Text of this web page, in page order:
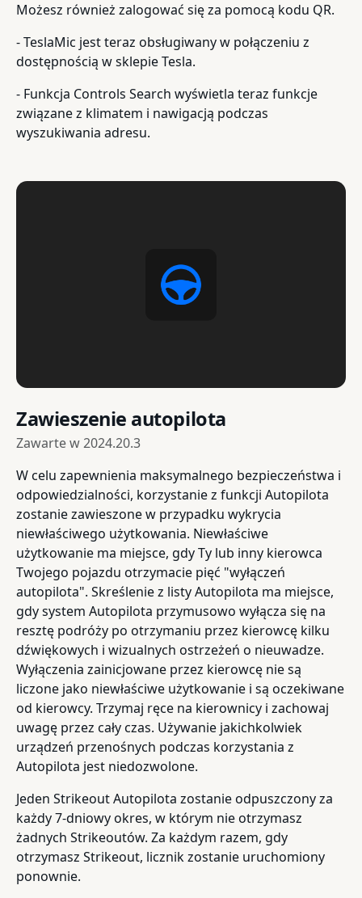
Możesz również zalogować się za pomocą kodu QR.
- TeslaMic jest teraz obsługiwany w połączeniu z
dostępnością w sklepie Tesla.
- Funkcja Controls Search wyświetla teraz funkcje
związane z klimatem i nawigacją podczas
wyszukiwania adresu.
Zawieszenie autopilota
Zawarte w2024.20.3
W celu zapewnienia maksymalnego bezpieczeństwa i
odpowiedzialności, korzystanie z funkcji Autopilota
zostanie zawieszone w przypadku wykrycia
niewłaściwego użytkowania. Niewłaściwe
użytkowanie ma miejsce, gdy Ty lub inny kierowca
Twojego pojazdu otrzymacie pięć "wyłączeń
autopilota". Skreślenie z listy Autopilota ma miejsce,
gdy system Autopilota przymusowo wyłącza się na
resztę podróży po otrzymaniu przez kierowcę kilku
dźwiękowych i wizualnych ostrzeżeń o nieuwadze.
Wyłączenia zainicjowane przez kierowcę nie są
liczone jako niewłaściwe użytkowanie i są oczekiwane
od kierowcy. Trzymaj ręce na kierownicy i zachowaj
uwagę przez cały czas. Używanie jakichkolwiek
urządzeń przenośnych podczas korzystania z
Autopilota jest niedozwolone.
Jeden Strikeout Autopilota zostanie odpuszczony za
każdy 7-dniowy okres, w którym nie otrzymasz
żadnych Strikeoutów. Za każdym razem, gdy
otrzymasz Strikeout, licznik zostanie uruchomiony
ponownie.